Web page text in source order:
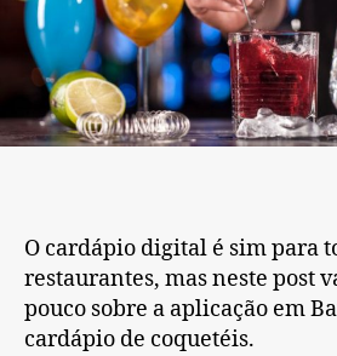
O cardápio digital é sim para
restaurantes, mas neste post
pouco sobre a aplicação em
cardápio de coquetéis.